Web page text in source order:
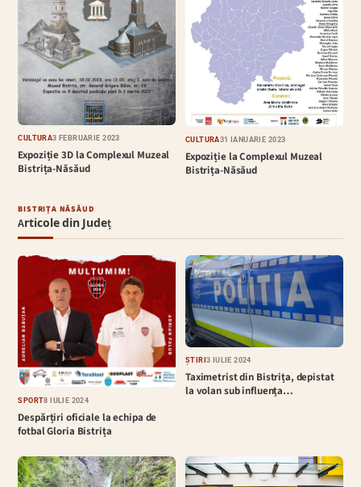
CULTURĂ3 FEBRUARIE 2023
Expoziție 3D la Complexul Muzeal
Bistrița-Năsăud
CULTURĂ31 IANUARIE 2023
Expoziție la Complexul Muzeal
Bistrița-Năsăud
BISTRIȚA NĂSĂUD
Articole din Județ
SPORT8 IULIE 2024
Despărțiri oficiale la echipa de
fotbal Gloria Bistrița
ȘTIRI3 IULIE 2024
Taximetrist din Bistrița, depistat
la volan sub influența…